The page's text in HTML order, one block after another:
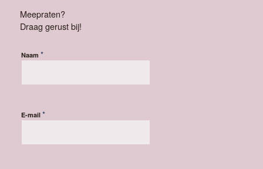
Meepraten?
Draag gerust bij!
Naam *
E-mail *